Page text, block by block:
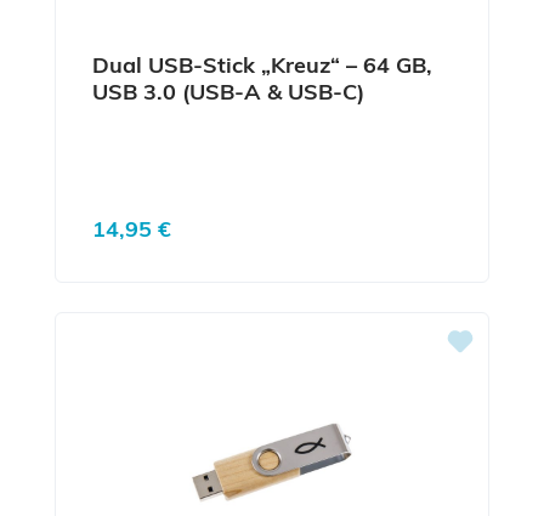
Dual USB-Stick „Kreuz“ – 64 GB,
USB 3.0 (USB-A & USB-C)
Regulärer Preis:
14,95 €